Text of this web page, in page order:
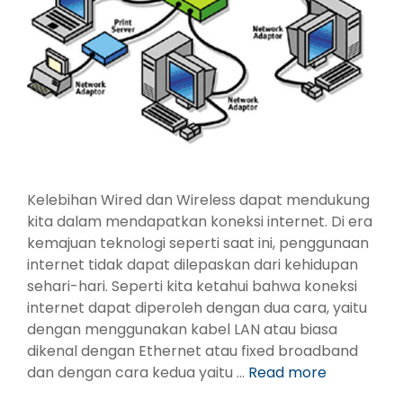
Kelebihan Wired dan Wireless dapat mendukung
kita dalam mendapatkan koneksi internet. Di era
kemajuan teknologi seperti saat ini, penggunaan
internet tidak dapat dilepaskan dari kehidupan
sehari-hari. Seperti kita ketahui bahwa koneksi
internet dapat diperoleh dengan dua cara, yaitu
dengan menggunakan kabel LAN atau biasa
dikenal dengan Ethernet atau fixed broadband
dan dengan cara kedua yaitu … Read more